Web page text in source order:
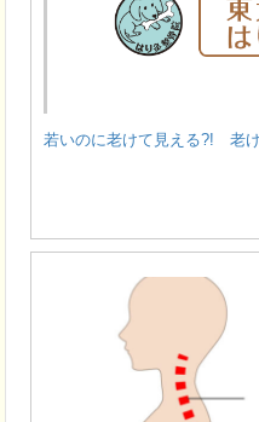
若いのに老けて見える?! 老け